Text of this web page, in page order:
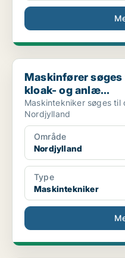
Maskinfører søges til
Maskinfører
kloak- og anlæ...
Maskintekniker søges til
Nordjylland
Område
Nordjylland
Type
Maskintekniker